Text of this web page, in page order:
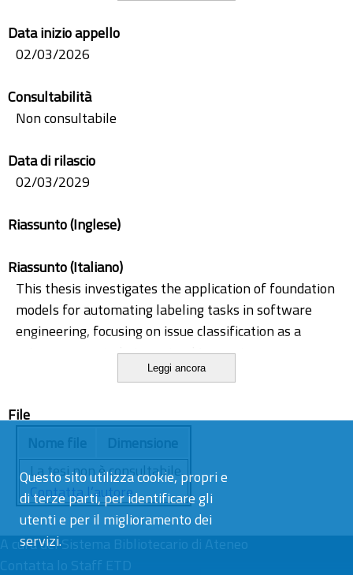
Questo sito utilizza cookie, propri e
di terze parti, per identificare gli
utenti e per il miglioramento dei
servizi.
large language models
LLMs
NLP
software engineering
Data inizio appello
02/03/2026
Consultabilità
Non consultabile
Data di rilascio
02/03/2029
Riassunto (Inglese)
Riassunto (Italiano)
This thesis investigates the application of foundation
models for automating labeling tasks in software
engineering, focusing on issue classification as a
primary case study. Issue tracking systems are
essential for collaborative software development,
inconsistent and time-consuming, with
labeled. Traditional supervised machine learning
approaches require substantial labeled training data,
creating barriers for new or resource-constrained
projects.
The research addresses two key questions: the
Leggi ancora
File
La tesi non è consultabile.
Contatta l’autore
A cura delSistema Bibliotecario di Ateneo
Contatta lo Staff ETD